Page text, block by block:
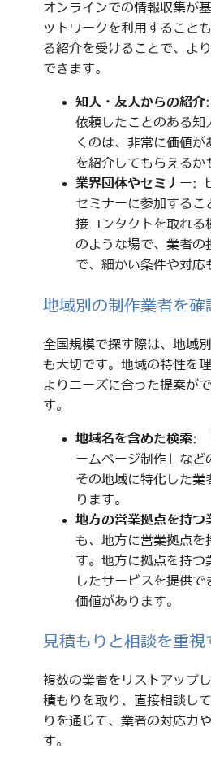
オンラインでの情報収集が
ットワークを利用すること
る紹介を受けることで、よ
できます。
知人・友人からの紹介:
依頼したことのある知
くのは、非常に価値が
を紹介してもらえるか
業界団体やセミナー:
セミナーに参加するこ
接コンタクトを取れる
のような場で、業者の
で、細かい条件や対応
地域別の制作業者を確
全国規模で探す際は、地域
も大切です。地域の特性を
よりニーズに合った提案が
す。
地域名を含めた検索:
ームページ制作」など
その地域に特化した業
ります。
地方の営業拠点を持つ
も、地方に営業拠点を
す。地方に拠点を持つ
したサービスを提供で
価値があります。
見積もりと相談を重視
複数の業者をリストアップ
積もりを取り、直接相談し
りを通じて、業者の対応力
す。